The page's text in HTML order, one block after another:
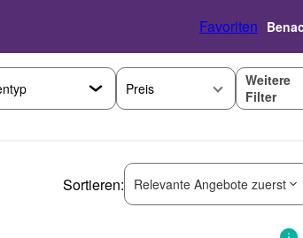
Favoriten
Preis
Weitere
Filter
Sortieren: Relevante Angebote zuerst